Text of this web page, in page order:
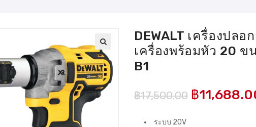
DEWALT เครื่องปล
เครื่องพร้อมหัว 20 ข
B1
฿17,500.00 ฿
ระบบ 20V